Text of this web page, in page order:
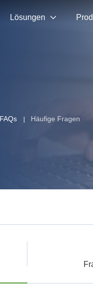
Lösungen
FAQs Häufige Fragen